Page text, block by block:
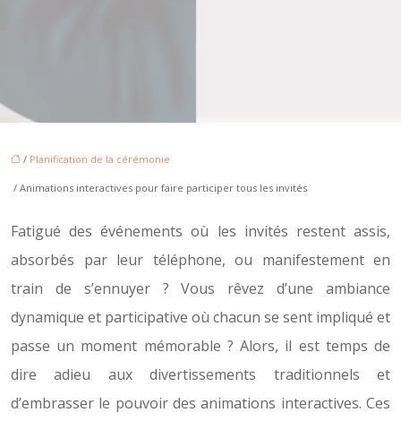
/ Planification de la cérémonie
/ Animations interactives pour faire participer tous les invités
Fatigué des événements où les invités restent assis,
absorbés par leur téléphone, ou manifestement en
train de s’ennuyer ? Vous rêvez d’une ambiance
dynamique et participative où chacun se sent impliqué et
passe un moment mémorable ? Alors, il est temps de
dire adieu aux divertissements traditionnels et
d’embrasser le pouvoir des animations interactives. Ces